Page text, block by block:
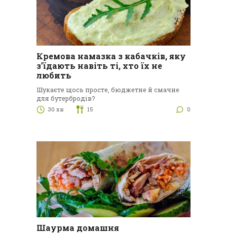
Кремова намазка з кабачків, яку
з’їдають навіть ті, хто їх не
любить
Шукаєте щось просте, бюджетне й смачне
для бутербродів?
30 хв 15 0
Шаурма домашня